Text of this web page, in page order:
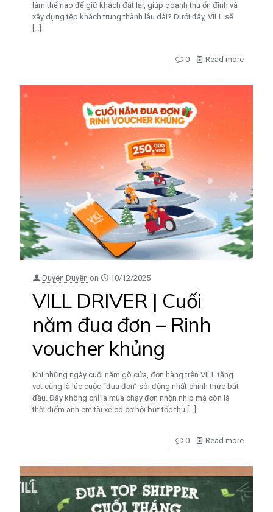
làm thế nào để giữ khách đặt lại, giúp doanh thu ổn định và
xây dựng tệp khách trung thành lâu dài? Dưới đây, VILL sẽ
[…]
0 Read more
Duyên Duyên on 10/12/2025
VILL DRIVER | Cuối
năm đua đơn – Rinh
voucher khủng
Khi những ngày cuối năm gõ cửa, đơn hàng trên VILL tăng
vọt cũng là lúc cuộc “đua đơn” sôi động nhất chính thức bắt
đầu. Đây không chỉ là mùa chạy đơn nhộn nhịp mà còn là
thời điểm anh em tài xế có cơ hội bứt tốc thu
0 Read more